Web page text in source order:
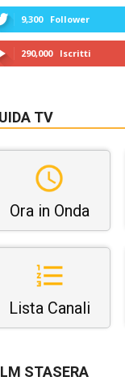
9,300 Follower
290,000 Iscritti
TV
Ora in Onda
Lista Canali
STASERA